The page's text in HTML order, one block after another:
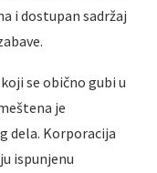
i dostupan sadržaj
se obično gubi u
je
dela. Korporacija
ispunjenu